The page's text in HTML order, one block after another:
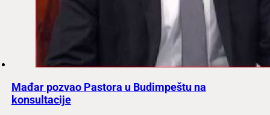
Mađar pozvao Pastora u Budimpeštu na
konsultacije